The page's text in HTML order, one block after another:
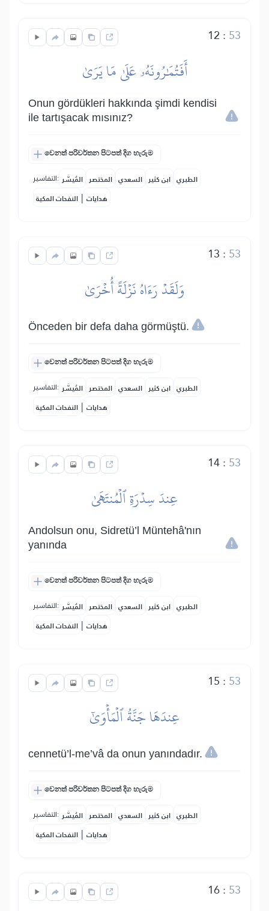
12 : 53
أَفَتُمَٰرُونَهُۥ عَلَىٰ مَا يَرَىٰ
Onun gördükleri hakkında şimdi kendisi
ile tartışacak mısınız?
වෙනත් පරිවර්තන පිටපත් දිග හැරුම
التفاسير: المُيسَّر المختصر السعدي ابن كثير الطبري
النفحات المكية | هدايات
13 : 53
وَلَقَدۡ رَءَاهُ نَزۡلَةً أُخۡرَىٰ
Önceden bir defa daha görmüştü.
වෙනත් පරිවර්තන පිටපත් දිග හැරුම
التفاسير: المُيسَّر المختصر السعدي ابن كثير الطبري
النفحات المكية | هدايات
14: 53
عِندَ سِدۡرَةِ ٱلۡمُنتَهَىٰ
Andolsun onu, Sidretü’l Müntehâ'nın
yanında
වෙනත් පරිවර්තන පිටපත් දිග හැරුම
التفاسير: المُيسَّر المختصر السعدي ابن كثير الطبري
النفحات المكية | هدايات
15 : 53
عِندَهَا جَنَّةُ ٱلۡمَأۡوَىٰٓ
cennetü’l-me’vâ da onun yanındadır.
වෙනත් පරිවර්තන පිටපත් දිග හැරුම
التفاسير: المُيسَّر المختصر السعدي ابن كثير الطبري
النفحات المكية | هدايات
16: 53